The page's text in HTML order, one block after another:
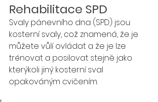
Rehabilitace SPD
Svaly pánevního dna (SPD) jsou
kosterní svaly, což znamená, že je
můžete vůlí ovládat a že je lze
trénovat a posilovat stejně jako
kterýkoli jiný kosterní sval
opakováným cvičením.